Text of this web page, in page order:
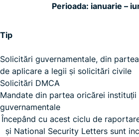
Perioada: ianuarie –
Tip
Solicitări guvernamentale, din
de aplicare a legii și solicitări civile
Solicitări DMCA
Mandate din partea oricărei instituții
guvernamentale
Începând cu acest ciclu de
și National Security Letters sunt